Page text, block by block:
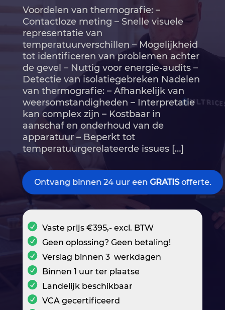
Voordelen van thermografie: –
Contactloze meting – Snelle visuele
representatie van
temperatuurverschillen – Mogelijkheid
tot identificeren van problemen achter
de gevel – Nuttig voor energie-audits –
Detectie van isolatiegebreken Nadelen
van thermografie: – Afhankelijk van
weersomstandigheden – Interpretatie
kan complex zijn – Kostbaar in
aanschaf en onderhoud van de
apparatuur – Beperkt tot
temperatuurgerelateerde issues […]
Ontvang binnen 24 uur een GRATISofferte.
Vaste prijs €395,- excl. BTW
Geen oplossing? Geen betaling!
Verslag binnen 3 werkdagen
Binnen 1 uur ter plaatse
Landelijk beschikbaar
VCA gecertificeerd